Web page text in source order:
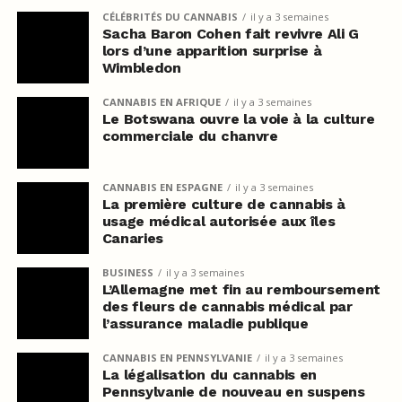
CÉLÉBRITÉS DU CANNABIS il y a 3 semaines
Sacha Baron Cohen fait revivre Ali G
lors d’une apparition surprise à
Wimbledon
CANNABIS EN AFRIQUE il y a 3 semaines
Le Botswana ouvre la voie à la culture
commerciale du chanvre
CANNABIS EN ESPAGNE il y a 3 semaines
La première culture de cannabis à
usage médical autorisée aux îles
Canaries
BUSINESS il y a 3 semaines
L’Allemagne met fin au remboursement
des fleurs de cannabis médical par
l’assurance maladie publique
CANNABIS EN PENNSYLVANIE il y a 3 semaines
La légalisation du cannabis en
Pennsylvanie de nouveau en suspens